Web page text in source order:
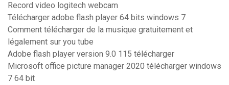
Record video logitech webcam
Télécharger adobe flash player 64 bits windows 7
Comment télécharger de la musique gratuitement et
légalement sur you tube
Adobe flash player version 9.0 115 télécharger
Microsoft office picture manager 2020 télécharger windows
7 64 bit